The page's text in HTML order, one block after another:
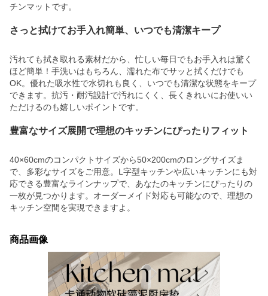
チンマットです。
さっと拭けてお手入れ簡単、いつでも清潔キープ
汚れても拭き取れる素材だから、忙しい毎日でもお手入れは驚く
ほど簡単！手洗いはもちろん、濡れた布でサッと拭くだけでも
OK。優れた吸水性で水切れも良く、いつでも清潔な状態をキープ
できます。抗汚・耐汚設計で汚れにくく、長くきれいにお使いい
ただけるのも嬉しいポイントです。
豊富なサイズ展開で理想のキッチンにぴったりフィット
40×60cmのコンパクトサイズから50×200cmのロングサイズま
で、多彩なサイズをご用意。L字型キッチンや広いキッチンにも対
応できる豊富なラインナップで、あなたのキッチンにぴったりの
一枚が見つかります。オーダーメイド対応も可能なので、理想の
キッチン空間を実現できますよ。
商品画像